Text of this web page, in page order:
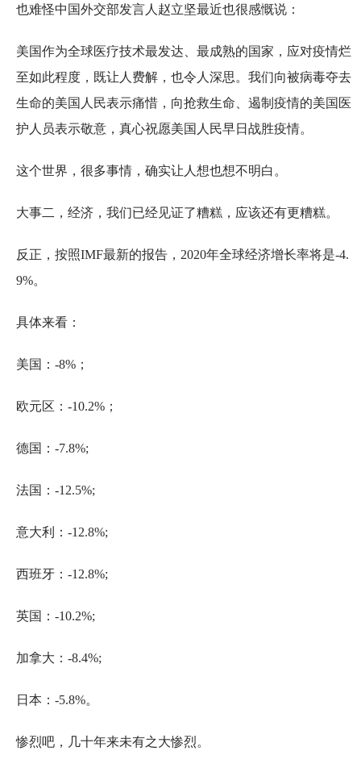
也难怪中国外交部发言人赵立坚最近也很感慨说：
美国作为全球医疗技术最发达、最成熟的国家，应对疫情烂
至如此程度，既让人费解，也令人深思。我们向被病毒夺去
生命的美国人民表示痛惜，向抢救生命、遏制疫情的美国医
护人员表示敬意，真心祝愿美国人民早日战胜疫情。
这个世界，很多事情，确实让人想也想不明白。
大事二，经济，我们已经见证了糟糕，应该还有更糟糕。
反正，按照IMF最新的报告，2020年全球经济增长率将是-4.
9%。
具体来看：
美国：-8%；
欧元区：-10.2%；
德国：-7.8%;
法国：-12.5%;
意大利：-12.8%;
西班牙：-12.8%;
英国：-10.2%;
加拿大：-8.4%;
日本：-5.8%。
惨烈吧，几十年来未有之大惨烈。